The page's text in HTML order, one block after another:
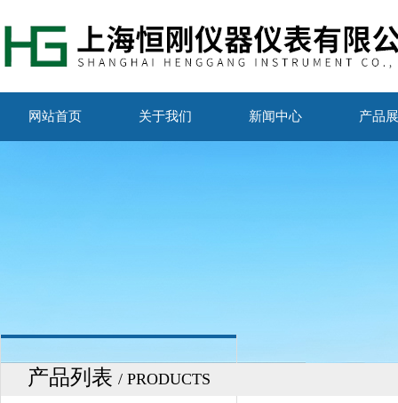
网站首页 关于我们 新闻中心 产品
产品列表 / PRODUCTS